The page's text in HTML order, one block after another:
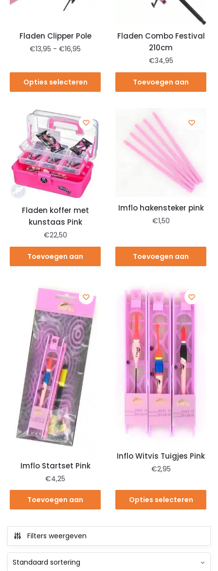
Fladen Clipper Pole
€13,95 - €16,95
Opties selecteren
Fladen Combo Festival
210cm
€34,95
Toevoegen aan
Fladen koffer met
kunstaas Pink
€22,50
Toevoegen aan
Imflo hakensteker pink
€1,50
Toevoegen aan
Imflo Startset Pink
€4,25
Toevoegen aan
Inflo Witvis Tuigjes Pink
€2,95
Opties selecteren
Filters weergeven